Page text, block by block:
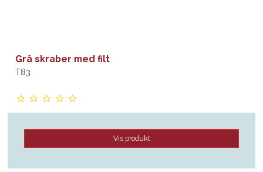
Grå skraber med filt
T83
Vis produkt